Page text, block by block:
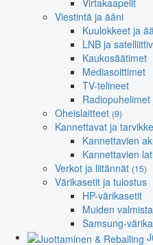
Virtakaapelit
Viestintä ja ääni
Kuulokkeet ja
LNB ja
Kaukosäätimet
Mediasoittimet
TV-telineet
Oheislaitteet (9)
Kannettavat ja
Kannettavien
Kannettavien
Verkot ja liitännät (15)
Värikasetit ja tulostus
HP-värikasetit
Muiden
Samsung-